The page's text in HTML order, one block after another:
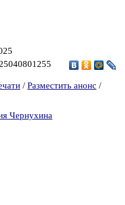
/ Разместить анонс /
Чернухина